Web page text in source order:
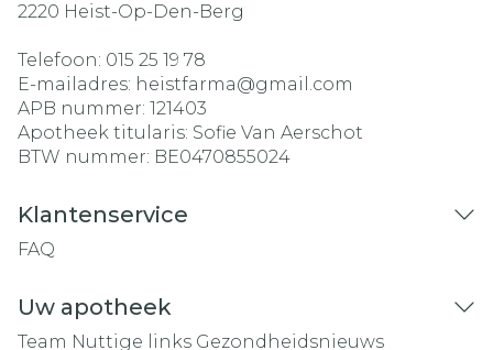
2220 Heist-Op-Den-Berg
Telefoon: 015 25 19 78
E-mailadres: heistfarma@gmail.com
APB nummer: 121403
Apotheek titularis: Sofie Van Aerschot
BTW nummer: BE0470855024
Klantenservice
FAQ
Uw apotheek
Team Nuttige links Gezondheidsnieuws